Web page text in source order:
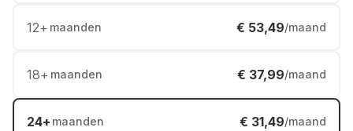
12+ maanden € 53,49/maand
18+ maanden € 37,99/maand
24+ maanden € 31,49/maand